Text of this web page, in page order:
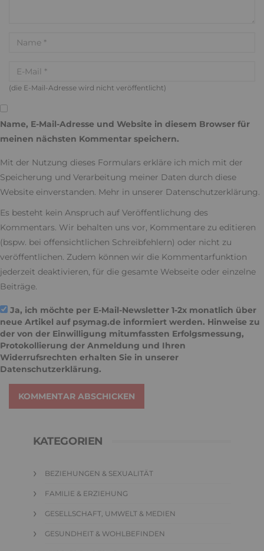
(die E-Mail-Adresse wird nicht veröffentlicht)
Name, E-Mail-Adresse und Website in diesem Browser für
meinen nächsten Kommentar speichern.
Mit der Nutzung dieses Formulars erkläre ich mich mit der
Speicherung und Verarbeitung meiner Daten durch diese
Website einverstanden. Mehr in unserer Datenschutzerklärung.
Es besteht kein Anspruch auf Veröffentlichung des
Kommentars. Wir behalten uns vor, Kommentare zu editieren
(bspw. bei offensichtlichen Schreibfehlern) oder nicht zu
veröffentlichen. Zudem können wir die Kommentarfunktion
jederzeit deaktivieren, für die gesamte Webseite oder einzelne
Beiträge.
Ja, ich möchte per E-Mail-Newsletter 1-2x monatlich über
neue Artikel auf psymag.de informiert werden. Hinweise zu
der von der Einwilligung mitumfassten Erfolgsmessung,
Protokollierung der Anmeldung und Ihren
Widerrufsrechten erhalten Sie in unserer
Datenschutzerklärung.
KOMMENTAR ABSCHICKEN
KATEGORIEN
BEZIEHUNGEN & SEXUALITÄT
FAMILIE & ERZIEHUNG
GESELLSCHAFT, UMWELT & MEDIEN
GESUNDHEIT & WOHLBEFINDEN